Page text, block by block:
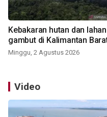
Kebakaran hutan dan lahan
gambut di Kalimantan
Minggu, 2 Agustus 2026
Video